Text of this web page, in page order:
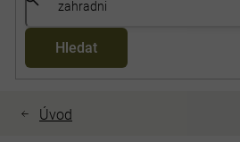
Hledat